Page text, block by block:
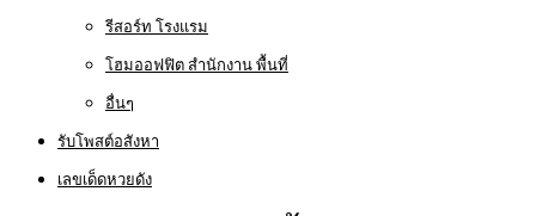
รีสอร์ท โรงแรม
โฮมออฟฟิต สำนักงาน พื้นที่
อื่นๆ
รับโพสต์อสังหา
เลขเด็ดหวยดัง